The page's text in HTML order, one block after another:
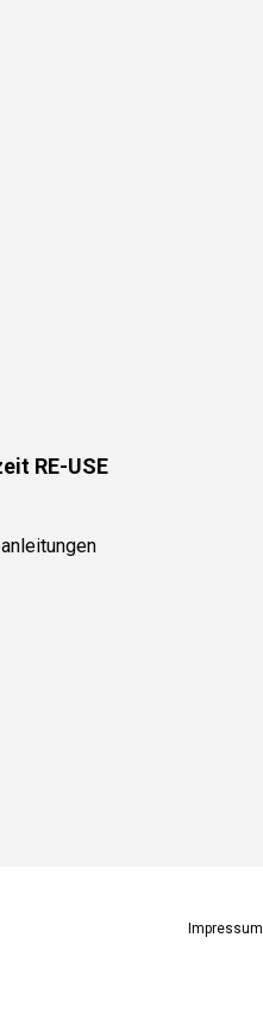
RE-USE
Impressum